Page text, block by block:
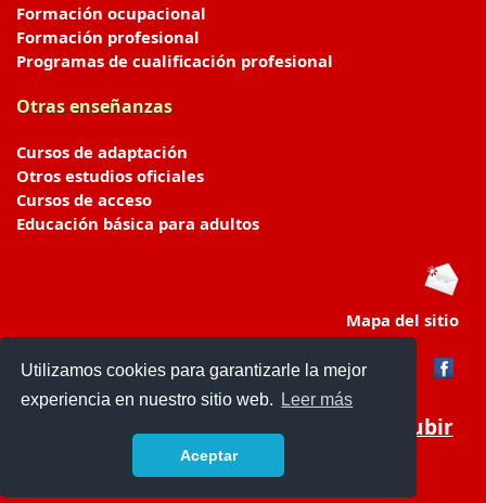
Utilizamos cookies para garantizarle la mejor
experiencia en nuestro sitio web.
Leer más
Aceptar
Formación ocupacional
Formación profesional
Programas de cualificación profesional
Otras enseñanzas
Cursos de adaptación
Otros estudios oficiales
Cursos de acceso
Educación básica para adultos
Mapa del sitio
Subir